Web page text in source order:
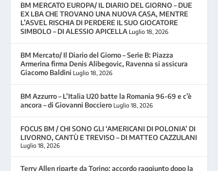
BM MERCATO EUROPA/ IL DIARIO DEL GIORNO – DUE
EX LBA CHE TROVANO UNA NUOVA CASA, MENTRE
L’ASVEL RISCHIA DI PERDERE IL SUO GIOCATORE
SIMBOLO – DI ALESSIO APICELLA Luglio 18, 2026
BM Mercato/ Il Diario del Giorno – Serie B: Piazza
Armerina firma Denis Alibegovic, Ravenna si assicura
Giacomo Baldini Luglio 18, 2026
BM Azzurro – L’Italia U20 batte la Romania 96-69 e c’è
ancora – di Giovanni Bocciero Luglio 18, 2026
FOCUS BM / CHI SONO GLI ‘AMERICANI DI POLONIA’ DI
LIVORNO, CANTÙ E TREVISO – DI MATTEO CAZZULANI
Luglio 18, 2026
Terry Allen riparte da Torino: accordo raggiunto dopo la